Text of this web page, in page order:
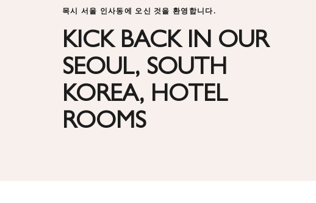
목시 서울 인사동에 오신 것을 환영합니다.
KICK BACK IN OUR
SEOUL, SOUTH
KOREA, HOTEL
ROOMS